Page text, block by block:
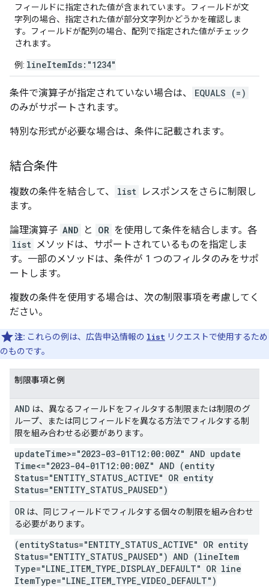
フィールドに指定された値が含まれています。フィールドが文
字列の場合、指定された値が部分文字列かどうかを確認しま
す。フィールドが配列の場合、配列で指定された値がチェック
されます。
例: lineItemIds:"1234"
条件で演算子が指定されていない場合は、
EQUALS (=)
のみがサポートされます。
特別な形式が必要な場合は、条件に記載されます。
結合条件
複数の条件を結合して、 list レスポンスをさらに制限し
ます。
論理演算子 AND と OR を使用して条件を結合します。各
list メソッドは、サポートされているものを指定しま
す。一部のメソッドは、条件が 1 つのフィルタのみをサポ
ートします。
複数の条件を使用する場合は、次の制限事項を考慮してく
ださい。
注: これらの例は、広告申込情報の list リクエストで使用するため
のものです。
制限事項と例
AND は、異なるフィールドをフィルタする制限または制限のグ
ループ、または同じフィールドを異なる方法でフィルタする制
限を組み合わせる必要があります。
updateTime>="2023-03-01T12:00:00Z" AND update
Time<="2023-04-01T12:00:00Z" AND (entity
Status="ENTITY STATUS ACTIVE" OR entity
Status="ENTITY STATUS PAUSED")
OR は、同じフィールドでフィルタする個々の制限を組み合わせ
る必要があります。
(entityStatus="ENTITY STATUS ACTIVE" OR entity
Status="ENTITY STATUS PAUSED") AND (lineItem
Type="LINE ITEM TYPE DISPLAY DEFAULT" OR line
ItemType="LINE ITEM TYPE VIDEO DEFAULT")